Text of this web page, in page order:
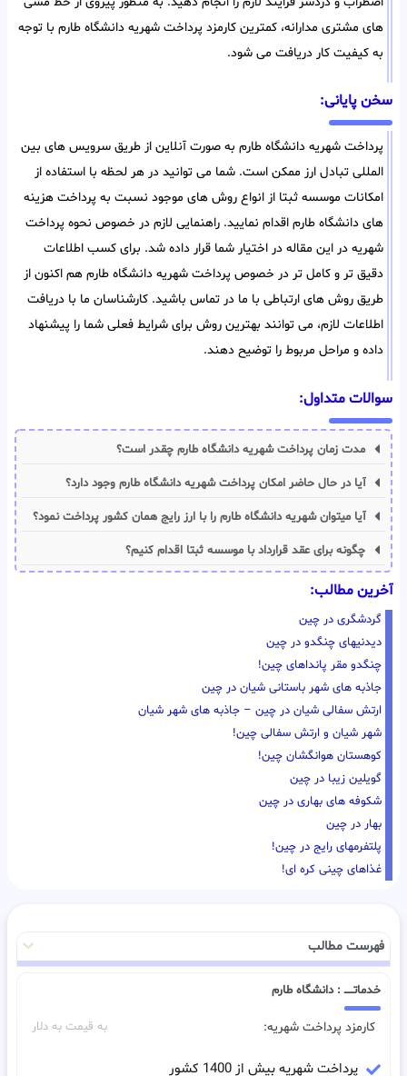
های مشتری مدارانه، کمترین کارمزد پرداخت شهریه دانشگاه طارم با توجه
به کیفیت کار دریافت می شود.
سخن پایانی:
پرداخت شهریه دانشگاه طارم به صورت آنلاین از طریق سرویس های بین
المللی تبادل ارز ممکن است. شما می توانید در هر لحظه با استفاده از
امکانات موسسه ثبتا از انواع روش های موجود نسبت به پرداخت هزینه
های دانشگاه طارم اقدام نمایید. راهنمایی لازم در خصوص نحوه پرداخت
شهریه در این مقاله در اختیار شما قرار داده شد. برای کسب اطلاعات
دقیق تر و کامل تر در خصوص پرداخت شهریه دانشگاه طارم هم اکنون از
طریق روش های ارتباطی با ما در تماس باشید. کارشناسان ما با دریافت
اطلاعات لازم، می توانند بهترین روش برای شرایط فعلی شما را پیشنهاد
داده و مراحل مربوط را توضیح دهند.
سوالات متداول:
مدت زمان پرداخت شهریه دانشگاه طارم چقدر است؟
آیا در حال حاضر امکان پرداخت شهریه دانشگاه طارم وجود دارد؟
آیا میتوان شهریه دانشگاه طارم را با ارز رایج همان کشور پرداخت نمود؟
چگونه برای عقد قرارداد با موسسه ثبتا اقدام کنیم؟
آخرین مطالب:
گردشگری در چین
دیدنیهای چنگدو در چین
چنگدو مقر پانداهای چین!
جاذبه های شهر باستانی شیان در چین
ارتش سفالی شیان در چین – جاذبه های شهر شیان
شهر شیان و ارتش سفالی چین!
کوهستان هوانگشان چین!
گویلین زیبا در چین
شکوفه های بهاری در چین
بهار در چین
پلتفرمهای رایج در چین!
غذاهای چینی کره ای!
فهرست مطالب
خدماتـــــ : دانشگاه طارم
کارمزد پرداخت شهریه: به قیمت به دلار
پرداخت شهریه بیش از 1400 کشور